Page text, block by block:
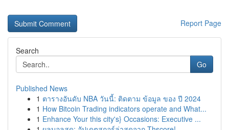
Report Page
Search
Go
Published News
1 ตารางอันดับ NBA วันนี้: ติดตาม ข้อมูล ของ ปี 2024
1 How Bitcoin Trading indicators operate and What...
1 Enhance Your this city's} Occasions: Executive ...